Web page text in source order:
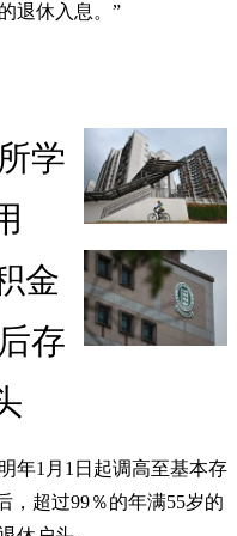
退休入息。”
学
金
存
年1月1日起调高至基本存
，超过99％的年满55岁的